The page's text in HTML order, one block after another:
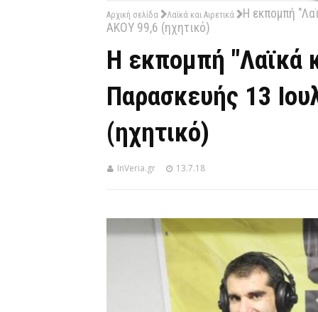
Αρχική σελίδα Λαϊκά και Αιρετικά
Η εκπομπή
ΑΚΟΥ 99,6 (ηχητικό)
Η εκπομπή "Λαϊκά
Παρασκευής 13
(ηχητικό)
InVeria.gr 13.7.18